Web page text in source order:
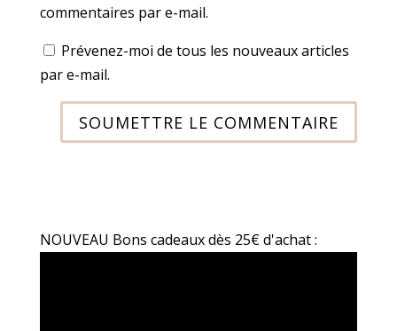
commentaires par e-mail.
Prévenez-moi de tous les nouveaux articles
par e-mail.
SOUMETTRE LE COMMENTAIRE
NOUVEAU Bons cadeaux dès 25€ d'achat :